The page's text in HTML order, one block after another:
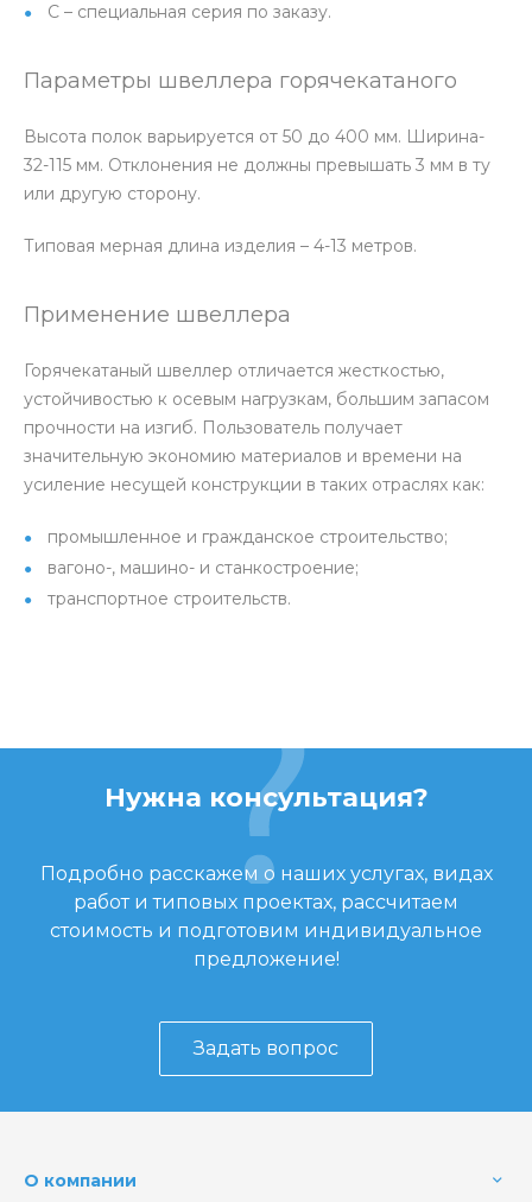
С – специальная серия по заказу.
Параметры швеллера горячекатаного
Высота полок варьируется от 50 до 400 мм. Ширина-
32-115 мм. Отклонения не должны превышать 3 мм в ту
или другую сторону.
Типовая мерная длина изделия – 4-13 метров.
Применение швеллера
Горячекатаный швеллер отличается жесткостью,
устойчивостью к осевым нагрузкам, большим запасом
прочности на изгиб. Пользователь получает
значительную экономию материалов и времени на
усиление несущей конструкции в таких отраслях как:
промышленное и гражданское строительство;
вагоно-, машино- и станкостроение;
транспортное строительств.
Нужна консультация?
Подробно расскажем о наших услугах, видах
работ и типовых проектах, рассчитаем
стоимость и подготовим индивидуальное
предложение!
Задать вопрос
О компании